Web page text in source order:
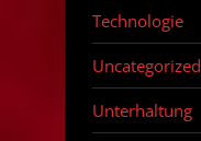
Technologie
Uncategorized
Unterhaltung